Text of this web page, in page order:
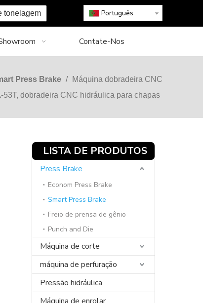
tonelagem Português
Contate-Nos
Press Brake / Máquina dobradeira CNC
53T, dobradeira CNC hidráulica para chapas
LISTA DE PRODUTOS
Press Brake
Econom Press Brake
Smart Press Brake
Freio de prensa de gênio
Punch and Die
Máquina de corte
máquina de perfuração
Pressão hidráulica